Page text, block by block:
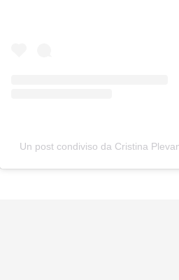
Un post condiviso da Cristina